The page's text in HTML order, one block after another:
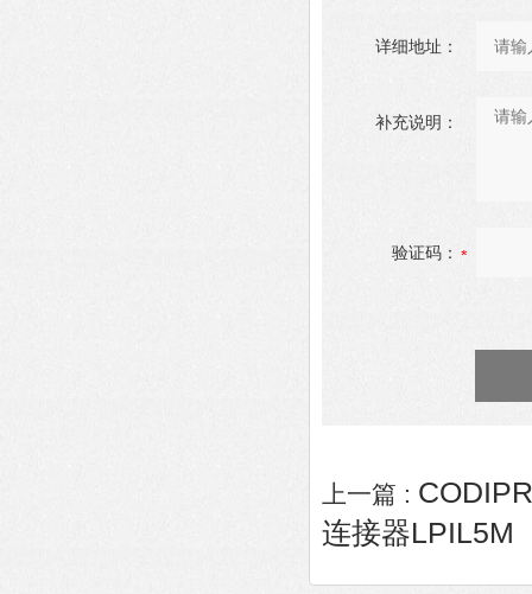
详细地址：
补充说明：
验证码：
上一篇 :
连接器LPIL5M